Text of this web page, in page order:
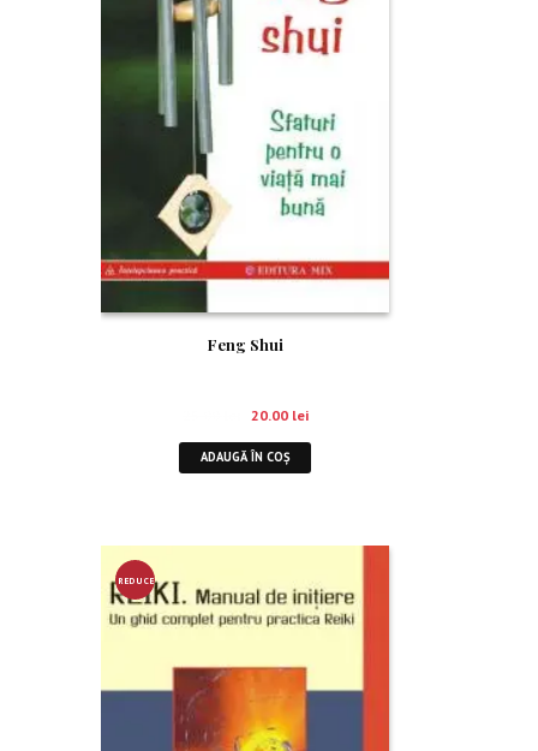
Feng Shui
20.00 lei
ADAUGĂ ÎN COȘ
REDUCE
RE!